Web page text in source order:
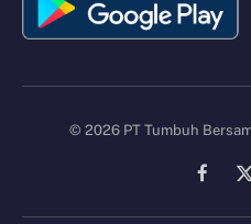
© 2026 PT Tumbuh